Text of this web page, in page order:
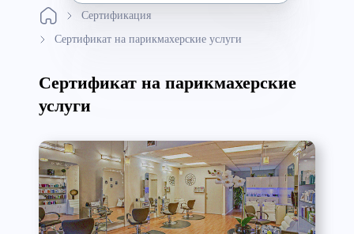
Сертификация
Сертификат на парикмахерские услуги
Сертификат на парикмахерские
услуги